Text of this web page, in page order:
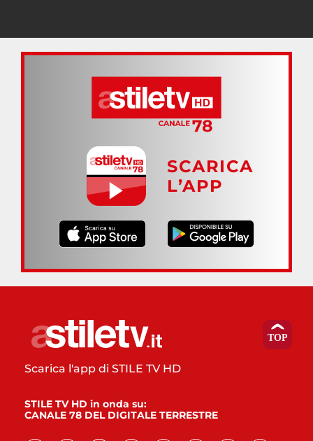
SCARICA
L’APP
Scarica l'app di STILE TV HD
STILE TV HD in onda su:
CANALE 78 DEL DIGITALE TERRESTRE